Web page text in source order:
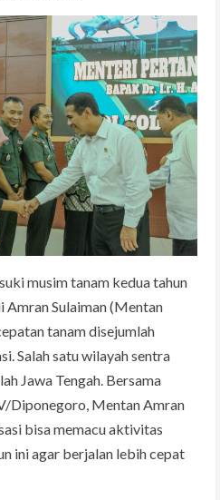
musim tanam kedua tahun
Amran Sulaiman (Mentan
tanam disejumlah
Salah satu wilayah sentra
Jawa Tengah. Bersama
Diponegoro, Mentan Amran
bisa memacu aktivitas
ini agar berjalan lebih cepat